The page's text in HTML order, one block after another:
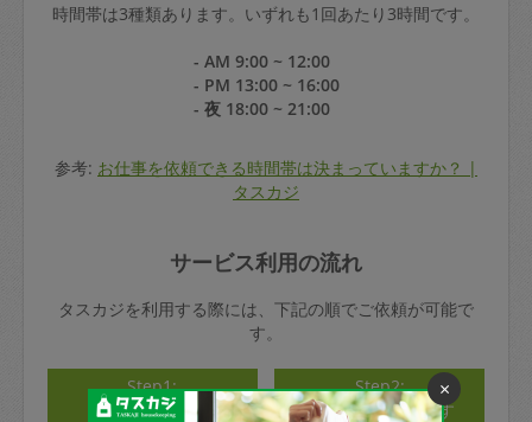
時間帯は3種類あります。いずれも1回あたり3時間です。
- AM 9:00 ~ 12:00
- PM 13:00 ~ 16:00
- 夜 18:00 ~ 21:00
参考: お仕事を依頼できる時間帯は決まっていますか？ |
タスカジ
サービス利用の流れ
タスカジを利用する際には、下記の順でご依頼が可能で
す。
Step1:
アカウント登録
Step2:
タスカジさんを探す
×